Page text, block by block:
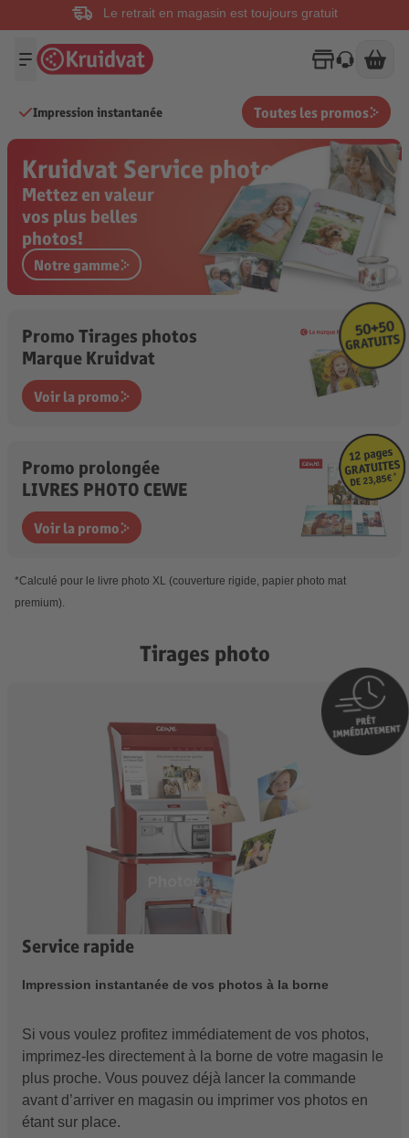
Le retrait en magasin est toujours gratuit
Impression instantanée Toutes les promos
Kruidvat Service photos
Mettez en valeur
vos plus belles
photos!
Notre gamme
Promo Tirages photos
Marque Kruidvat
Voir la promo
Promo prolongée
LIVRES PHOTO CEWE
Voir la promo
*Calculé pour le livre photo XL (couverture rigide, papier photo mat
premium).
Tirages photo
Service rapide
Impression instantanée de vos photos à la borne
Si vous voulez profitez immédiatement de vos photos,
imprimez-les directement à la borne de votre magasin le
plus proche. Vous pouvez déjà lancer la commande
avant d’arriver en magasin ou imprimer vos photos en
étant sur place.